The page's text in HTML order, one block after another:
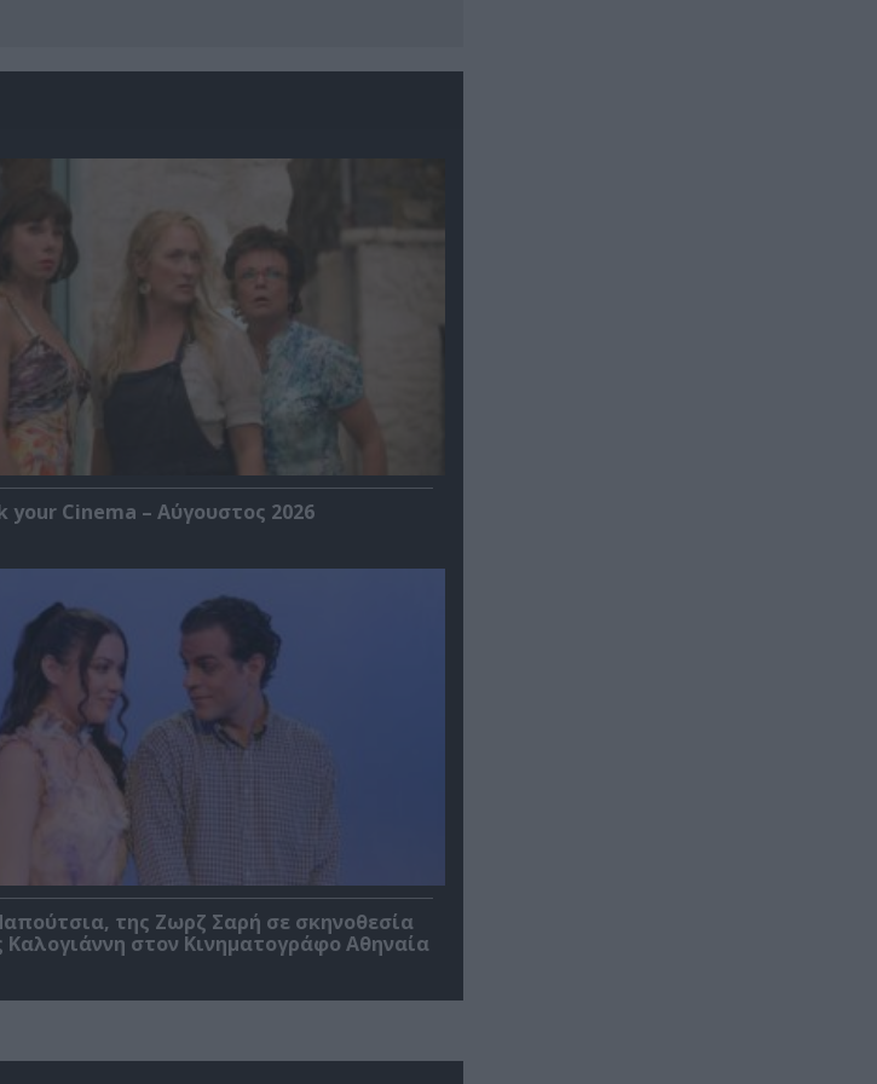
your Cinema – Αύγουστος 2026
της Ζωρζ Σαρή σε σκηνοθεσία
Καλογιάννη στον Κινηματογράφο Αθηναία